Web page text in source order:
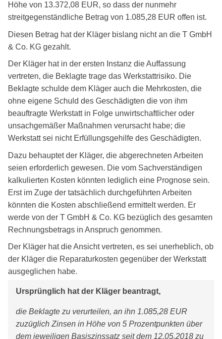
Höhe von 13.372,08 EUR, so dass der nunmehr
streitgegenständliche Betrag von 1.085,28 EUR offen ist.
Diesen Betrag hat der Kläger bislang nicht an die T GmbH
& Co. KG gezahlt.
Der Kläger hat in der ersten Instanz die Auffassung
vertreten, die Beklagte trage das Werkstattrisiko. Die
Beklagte schulde dem Kläger auch die Mehrkosten, die
ohne eigene Schuld des Geschädigten die von ihm
beauftragte Werkstatt in Folge unwirtschaftlicher oder
unsachgemäßer Maßnahmen verursacht habe; die
Werkstatt sei nicht Erfüllungsgehilfe des Geschädigten.
Dazu behauptet der Kläger, die abgerechneten Arbeiten
seien erforderlich gewesen. Die vom Sachverständigen
kalkulierten Kosten könnten lediglich eine Prognose sein.
Erst im Zuge der tatsächlich durchgeführten Arbeiten
könnten die Kosten abschließend ermittelt werden. Er
werde von der T GmbH & Co. KG bezüglich des gesamten
Rechnungsbetrags in Anspruch genommen.
Der Kläger hat die Ansicht vertreten, es sei unerheblich, ob
der Kläger die Reparaturkosten gegenüber der Werkstatt
ausgeglichen habe.
Ursprünglich hat der Kläger beantragt,
die Beklagte zu verurteilen, an ihn 1.085,28 EUR
zuzüglich Zinsen in Höhe von 5 Prozentpunkten über
dem jeweiligen Basiszinssatz seit dem 12.05.2018 zu